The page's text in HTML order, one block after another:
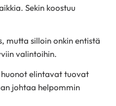
Sekin koostuu
mutta silloin onkin entistä
valintoihin.
elintavat tuovat
johtaa helpommin